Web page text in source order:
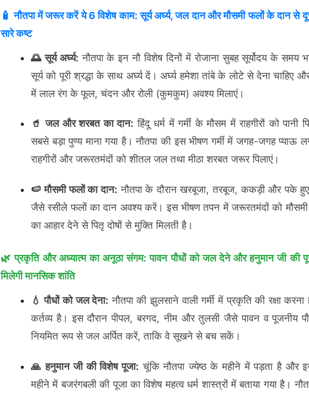
🧴 नौतपा में जरूर करें ये 6 विशेष काम: सूर्य अर्घ्य, जल दान और मौसमी फलों के दान से
सारे कष्ट
🌅 सूर्य अर्घ्य: नौतपा के इन नौ विशेष दिनों में रोजाना सुबह सूर्योदय के समय
सूर्य को पूरी श्रद्धा के साथ अर्घ्य दें। अर्घ्य हमेशा तांबे के लोटे से देना चाहिए
में लाल रंग के फूल, चंदन और रोली (कुमकुम) अवश्य मिलाएं।
🥤 जल और शरबत का दान: हिंदू धर्म में गर्मी के मौसम में राहगीरों को पानी
सबसे बड़ा पुण्य माना गया है। नौतपा की इस भीषण गर्मी में जगह-जगह प्याऊ
राहगीरों और जरूरतमंदों को शीतल जल तथा मीठा शरबत जरूर पिलाएं।
🍉 मौसमी फलों का दान: नौतपा के दौरान खरबूजा, तरबूज, ककड़ी और पके
जैसे रसीले फलों का दान अवश्य करें। इस भीषण तपन में जरूरतमंदों को
का आहार देने से पितृ दोषों से मुक्ति मिलती है।
🌿 प्रकृति और अध्यात्म का अनूठा संगम: पावन पौधों को जल देने और हनुमान जी की
मिलेगी मानसिक शांति
💧 पौधों को जल देना: नौतपा की झुलसाने वाली गर्मी में प्रकृति की रक्षा करना
कर्तव्य है। इस दौरान पीपल, बरगद, नीम और तुलसी जैसे पावन व पूजनीय
नियमित रूप से जल अर्पित करें, ताकि वे सूखने से बच सकें।
🙏 हनुमान जी की विशेष पूजा: चूंकि नौतपा ज्येष्ठ के महीने में पड़ता है और
महीने में बजरंगबली की पूजा का विशेष महत्व धर्म शास्त्रों में बताया गया है।